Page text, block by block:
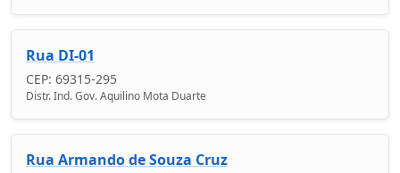
Rua DI-01
CEP: 69315-295
Distr. Ind. Gov. Aquilino Mota Duarte
Rua Armando de Souza Cruz